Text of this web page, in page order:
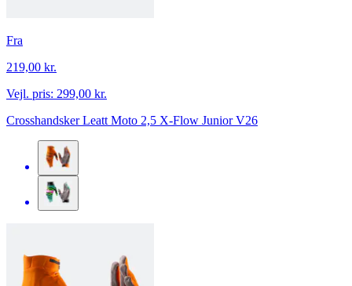
Fra
219,00 kr.
Vejl. pris: 299,00 kr.
Crosshandsker Leatt Moto 2,5 X-Flow Junior V26